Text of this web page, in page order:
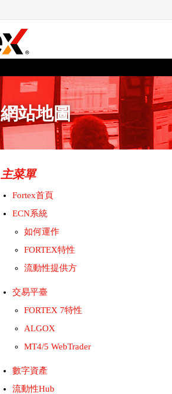
網站地圖
主菜單
Fortex首頁
ECN系統
如何運作
FORTEX特性
流動性提供方
交易平臺
FORTEX 7特性
ALGOX
MT4/5 WebTrader
數字資產
流動性Hub